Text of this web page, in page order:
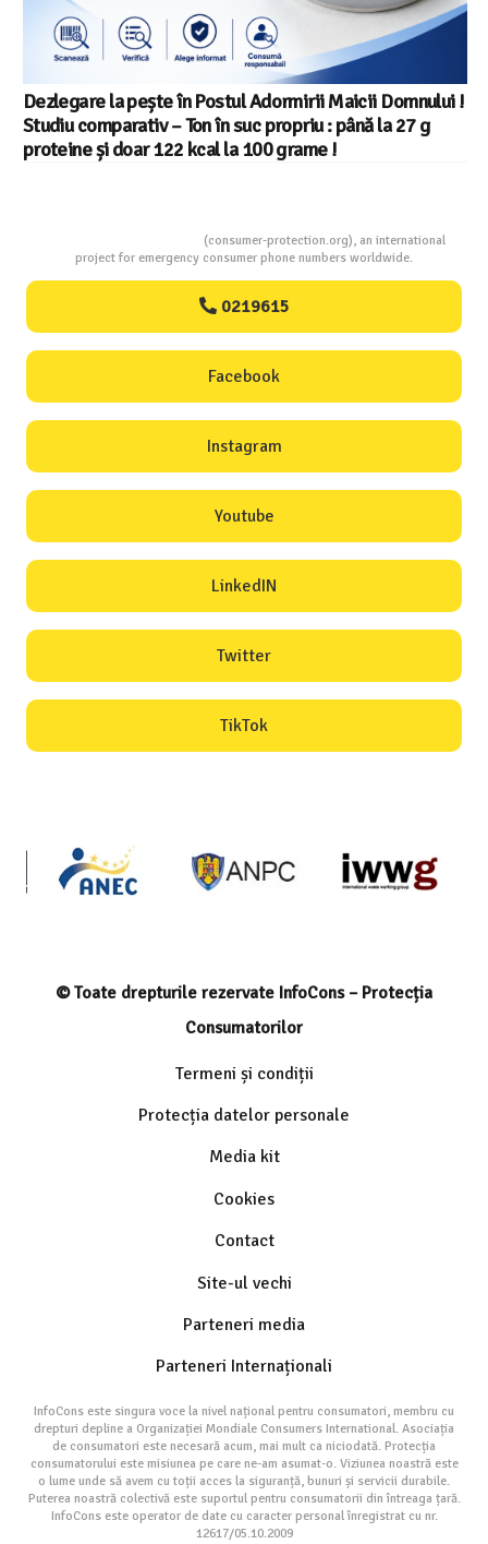
Dezlegare la pește în Postul Adormirii Maicii Domnului !
Studiu comparativ – Ton în suc propriu : până la 27 g
proteine și doar 122 kcal la 100 grame !
(consumer-protection.org), an international
project for emergency consumer phone numbers worldwide.
0219615
Facebook
Instagram
Youtube
LinkedIN
Twitter
TikTok
© Toate drepturile rezervate InfoCons – Protecția
Consumatorilor
Termeni și condiții
Protecția datelor personale
Media kit
Cookies
Contact
Site-ul vechi
Parteneri media
Parteneri Internaționali
InfoCons este singura voce la nivel național pentru consumatori, membru cu
drepturi depline a Organizației Mondiale Consumers International. Asociația
de consumatori este necesară acum, mai mult ca niciodată. Protecția
consumatorului este misiunea pe care ne-am asumat-o. Viziunea noastră este
o lume unde să avem cu toții acces la siguranță, bunuri și servicii durabile.
Puterea noastră colectivă este suportul pentru consumatorii din întreaga țară.
InfoCons este operator de date cu caracter personal înregistrat cu nr.
12617/05.10.2009